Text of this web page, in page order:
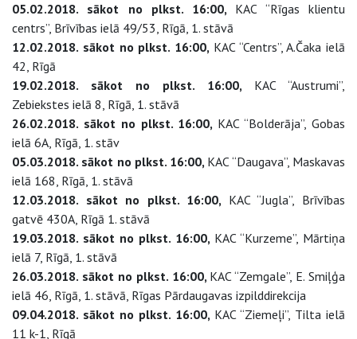
05.02.2018. sākot no plkst. 16:00, KAC “Rīgas klientu
centrs”, Brīvības ielā 49/53, Rīgā, 1. stāvā
12.02.2018. sākot no plkst. 16:00, KAC “Centrs”, A.Čaka ielā
42, Rīgā
19.02.2018. sākot no plkst. 16:00, KAC “Austrumi”,
Zebiekstes ielā 8, Rīgā, 1. stāvā
26.02.2018. sākot no plkst. 16:00, KAC “Bolderāja”, Gobas
ielā 6A, Rīgā, 1. stāv
05.03.2018. sākot no plkst. 16:00, KAC “Daugava”, Maskavas
ielā 168, Rīgā, 1. stāvā
12.03.2018. sākot no plkst. 16:00, KAC “Jugla”, Brīvības
gatvē 430A, Rīgā 1. stāvā
19.03.2018. sākot no plkst. 16:00, KAC “Kurzeme”, Mārtiņa
ielā 7, Rīgā, 1. stāvā
26.03.2018. sākot no plkst. 16:00, KAC “Zemgale”, E. Smiļģa
ielā 46, Rīgā, 1. stāvā, Rīgas Pārdaugavas izpilddirekcija
09.04.2018. sākot no plkst. 16:00, KAC “Ziemeļi”, Tilta ielā
11 k-1, Rīgā